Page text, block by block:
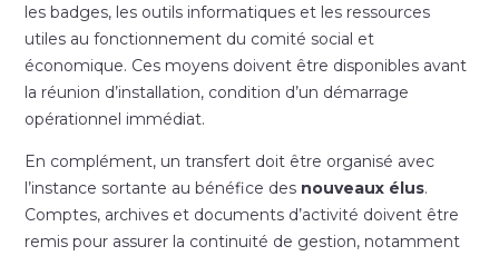
les badges, les outils informatiques et les ressources
utiles au fonctionnement du comité social et
économique. Ces moyens doivent être disponibles avant
la réunion d’installation, condition d’un démarrage
opérationnel immédiat.
En complément, un transfert doit être organisé avec
l’instance sortante au bénéfice des nouveaux élus.
Comptes, archives et documents d’activité doivent être
remis pour assurer la continuité de gestion, notamment